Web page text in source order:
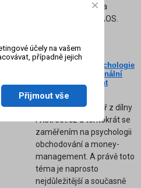
obchodní přístupy a
strategie pomocí AOS.
Nový seminář: Psychologie
tradingu a profesionální
Money-Management
(Záznam semináře)
Zcela nový seminář z dílny
FXstreet.cz a tentokrát se
zaměřením na psychologii
obchodování a money-
management. A právě toto
téma je naprosto
nejdůležitější a současně
účely na vašem
případně jejich
Přijmout vše